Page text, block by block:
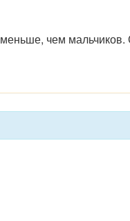
чем мальчиков.